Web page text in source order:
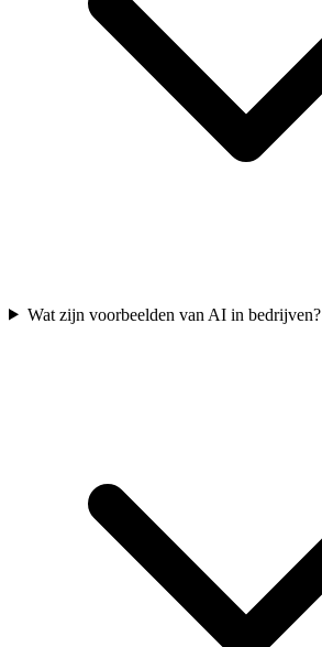
Wat zijn voorbeelden van AI in bedrijven?